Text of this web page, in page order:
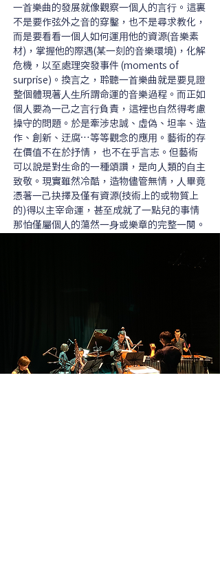
⼀⾸樂曲的發展就像觀察⼀個⼈的⾔⾏。這裏
不是要作弦外之⾳的穿鑿，也不是尋求教化，
⽽是要看看⼀個⼈如何運⽤他的資源(⾳樂素
材)，掌握他的際遇(某⼀刻的⾳樂環境)，化解
危機，以⾄處理突發事件 (moments of
surprise)。換⾔之，聆聽⼀⾸樂曲就是要⾒證
整個體現著⼈⽣所謂命運的⾳樂過程。⽽正如
個⼈要為⼀⼰之⾔⾏負責，這裡也⾃然得考慮
操守的問題。於是牽涉忠誠、虛偽、坦率、造
作、創新、迂腐…等等觀念的應⽤。藝術的存
在價值不在於抒情， 也不在乎⾔志。但藝術
可以說是對⽣命的⼀種頌讚，是向⼈類的⾃主
致敬。現實雖然冷酷，造物儘管無情，⼈畢竟
憑著⼀⼰抉擇及僅有資源(技術上的或物質上
的)得以主宰命運，甚⾄成就了⼀點兒的事情
那怕僅屬個⼈的蕩然⼀⾝或樂章的完整⼀闋。